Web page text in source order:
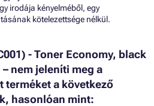
irodája kényelméből, egy
kötelezettsége nélkül.
- Toner Economy, black
nem jeleníti meg a
terméket a következő
hasonlóan mint: